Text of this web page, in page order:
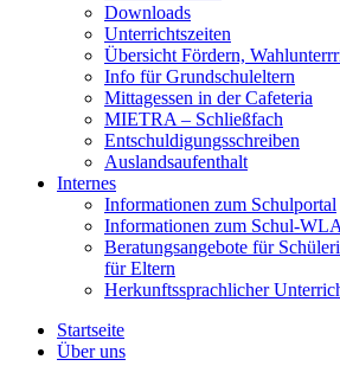
Downloads
Unterrichtszeiten
Übersicht Fördern,
Info für Grundschuleltern
Mittagessen in der Cafeteria
MIETRA – Schließfach
Entschuldigungsschreiben
Auslandsaufenthalt
Internes
Informationen zum Schulportal
Informationen zum Schul-
Beratungsangebote für
für Eltern
Herkunftssprachlicher
Startseite
Über uns